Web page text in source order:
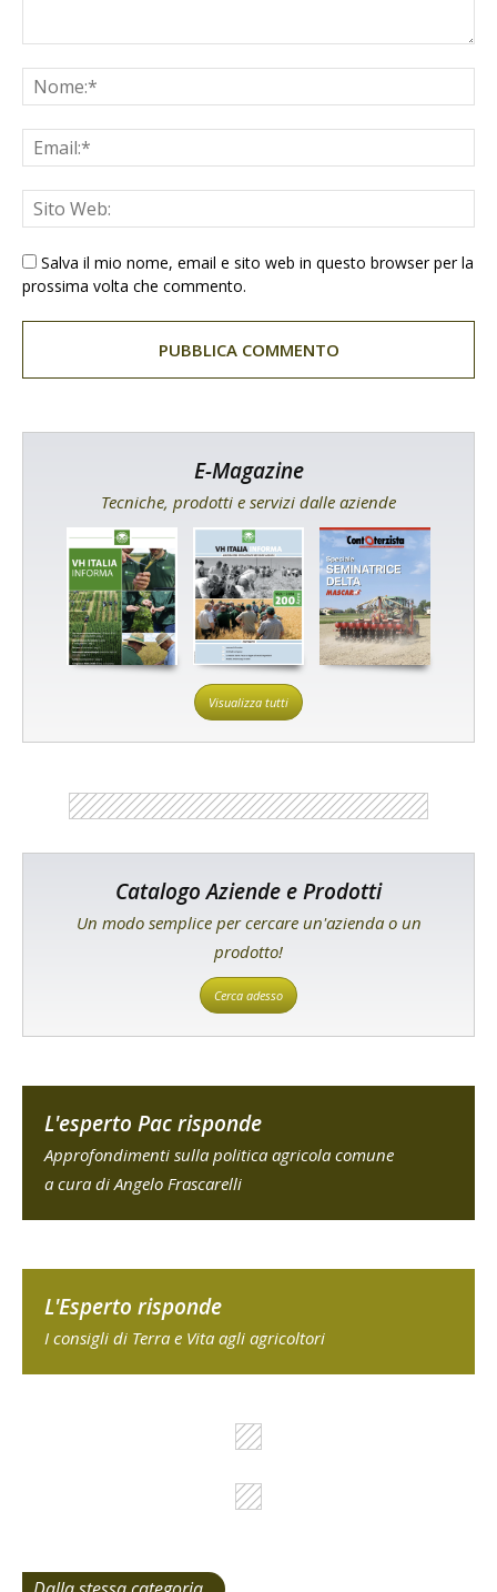
Salva il mio nome, email e sito web in questo browser per la
prossima volta che commento.
E-Magazine
Tecniche, prodotti e servizi dalle aziende
Visualizza tutti
Catalogo Aziende e Prodotti
Un modo semplice per cercare un'azienda o un
prodotto!
Cerca adesso
L'esperto Pac risponde
Approfondimenti sulla politica agricola comune
a cura di Angelo Frascarelli
L'Esperto risponde
I consigli di Terra e Vita agli agricoltori